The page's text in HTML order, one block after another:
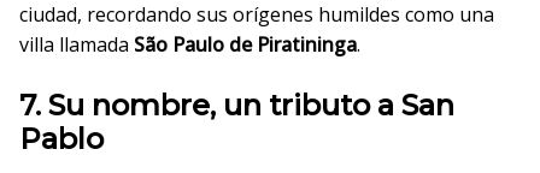
ciudad, recordando sus orígenes humildes como una
villa llamada São Paulo de Piratininga.
7. Su nombre, un tributo a San
Pablo